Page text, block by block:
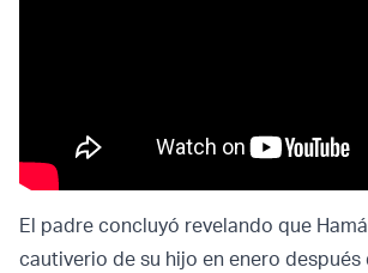
El padre concluyó revelando que
cautiverio de su hijo en enero después